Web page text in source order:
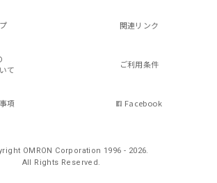
関連リンク
て
ご利用条件
項 Facebook
OMRON Corporation 1996 - 2026.
All Rights Reserved.